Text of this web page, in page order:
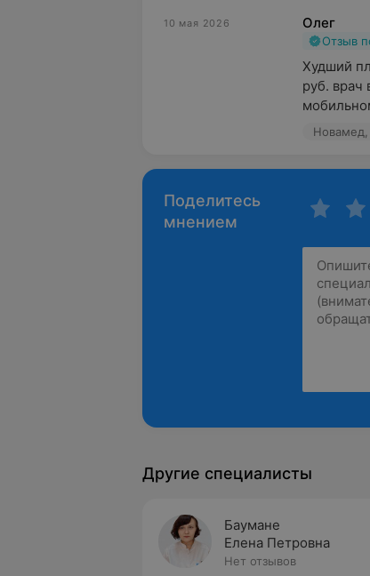
10 мая 2026 Олег
Отзыв
Худший
руб.
Новамед,
Поделитесь
мнением
Другие специалисты
Баумане
Елена Петровна
Нет отзывов